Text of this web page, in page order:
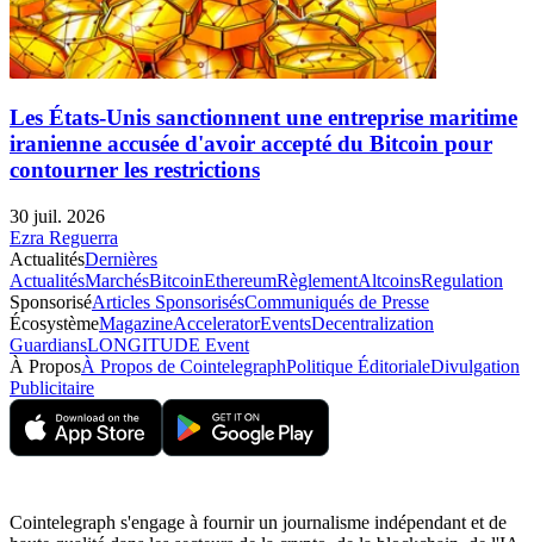
Les États-Unis sanctionnent une entreprise maritime
iranienne accusée d'avoir accepté du Bitcoin pour
contourner les restrictions
30 juil. 2026
Ezra Reguerra
ActualitésDernières
ActualitésMarchésBitcoinEthereumRèglementAltcoinsRegulation
SponsoriséArticles SponsorisésCommuniqués de Presse
ÉcosystèmeMagazineAcceleratorEventsDecentralization
GuardiansLONGITUDE Event
À ProposÀ Propos de CointelegraphPolitique ÉditorialeDivulgation
Publicitaire
Cointelegraph s'engage à fournir un journalisme indépendant et de